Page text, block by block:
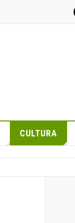
CULTURA